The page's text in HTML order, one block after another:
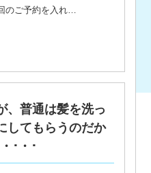
のご予約を入れ…
、普通は髪を洗っ
してもらうのだか
･・･